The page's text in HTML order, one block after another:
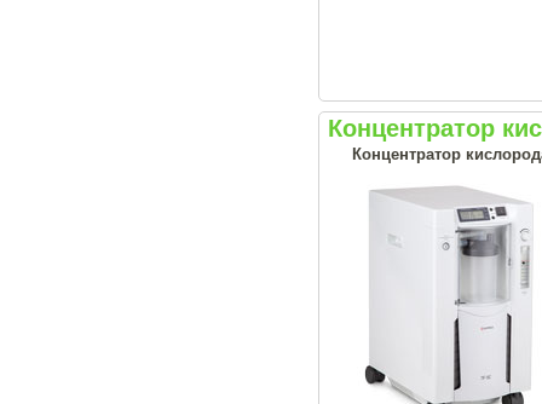
Концентратор
Концентратор